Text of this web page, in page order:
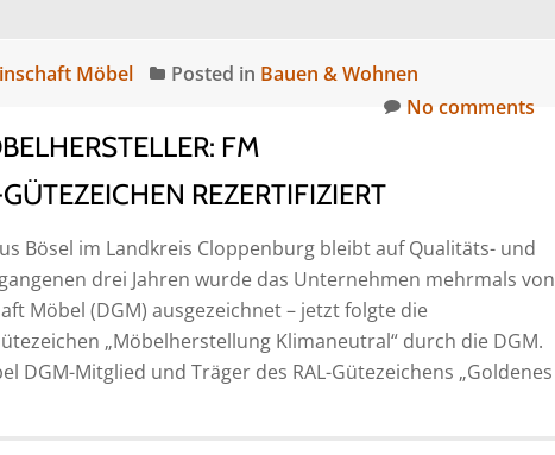
Möbel Posted in Bauen & Wohnen
No comments
FM
REZERTIFIZIERT
Bösel im Landkreis Cloppenburg bleibt auf Qualitäts- und
drei Jahren wurde das Unternehmen mehrmals von
Möbel (DGM) ausgezeichnet – jetzt folgte die
„Möbelherstellung Klimaneutral“ durch die DGM.
DGM-Mitglied und Träger des RAL-Gütezeichens „Goldenes